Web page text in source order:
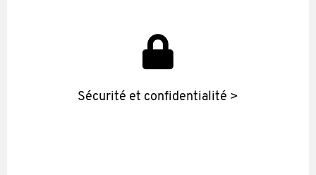
Sécurité et confidentialité >